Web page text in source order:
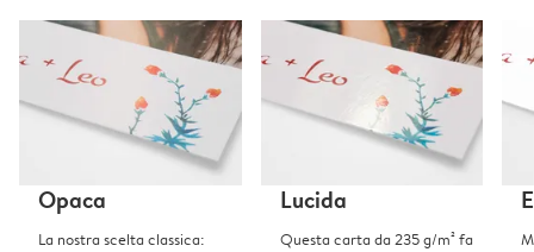
Opaca
La nostra scelta classica:
Lucida
Questa carta da 235 g/m² fa